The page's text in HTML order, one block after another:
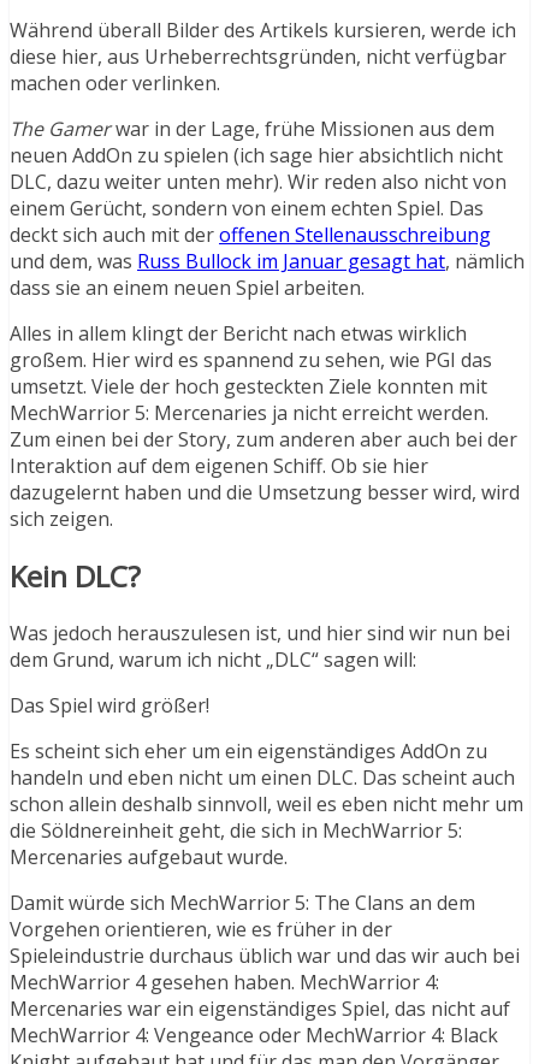
Während überall Bilder des Artikels kursieren, werde ich
diese hier, aus Urheberrechtsgründen, nicht verfügbar
machen oder verlinken.
The Gamerwar in der Lage, frühe Missionen aus dem
neuen AddOn zu spielen (ich sage hier absichtlich nicht
DLC, dazu weiter unten mehr). Wir reden also nicht von
einem Gerücht, sondern von einem echten Spiel. Das
deckt sich auch mit deroffenen Stellenausschreibung
und dem, was Russ Bullock im Januar gesagt hat, nämlich
dass sie an einem neuen Spiel arbeiten.
Alles in allem klingt der Bericht nach etwas wirklich
großem. Hier wird es spannend zu sehen, wie PGI das
umsetzt. Viele der hoch gesteckten Ziele konnten mit
MechWarrior 5: Mercenaries ja nicht erreicht werden.
Zum einen bei der Story, zum anderen aber auch bei der
Interaktion auf dem eigenen Schiff. Ob sie hier
dazugelernt haben und die Umsetzung besser wird, wird
sich zeigen.
Kein DLC?
Was jedoch herauszulesen ist, und hier sind wir nun bei
dem Grund, warum ich nicht „DLC“ sagen will:
Das Spiel wird größer!
Es scheint sich eher um ein eigenständiges AddOn zu
handeln und eben nicht um einen DLC. Das scheint auch
schon allein deshalb sinnvoll, weil es eben nicht mehr um
die Söldnereinheit geht, die sich in MechWarrior 5:
Mercenaries aufgebaut wurde.
Damit würde sich MechWarrior 5: The Clans an dem
Vorgehen orientieren, wie es früher in der
Spieleindustrie durchaus üblich war und das wir auch bei
MechWarrior 4 gesehen haben. MechWarrior 4:
Mercenaries war ein eigenständiges Spiel, das nicht auf
MechWarrior 4: Vengeance oder MechWarrior 4: Black